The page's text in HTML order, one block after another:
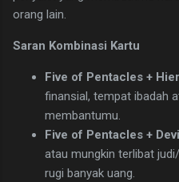
orang lain.
Saran Kombinasi Kartu
Five of Pentacles +
finansial, tempat ibadah
membantumu.
Five of Pentacles +
atau mungkin terlibat
rugi banyak uang.